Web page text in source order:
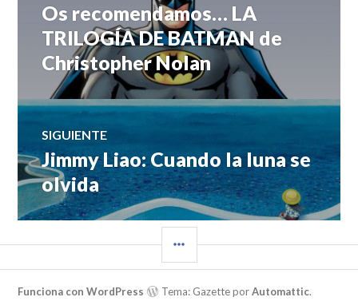
de
entradas
Entrada
anterior:
Os recomendamos… LA
TRILOGÍA DE BATMAN de
Christopher Nolan
SIGUIENTE
Entrada
siguiente:
Jimmy Liao: Cuando la luna se
olvida
LATERAL
Funciona con WordPress Tema: Gazette porAutomattic.